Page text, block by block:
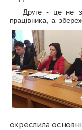
Друге - це не
працівника, а
окреслила